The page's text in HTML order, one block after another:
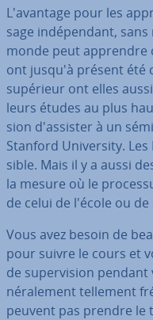
L'avan­tage pour les
sage in­dé­pen­dant,
monde peut apprendre
ont jusqu'à présent été
supérieur ont elles
leurs études au plus
sion d'as­sis­ter à un
Stanford Uni­ver­sity.
sible. Mais il y a aussi
la mesure où le
de celui de l'école ou
Vous avez besoin de
pour suivre le cours et
de su­per­vi­sion pendant
né­ra­le­ment tellement
peuvent pas prendre le